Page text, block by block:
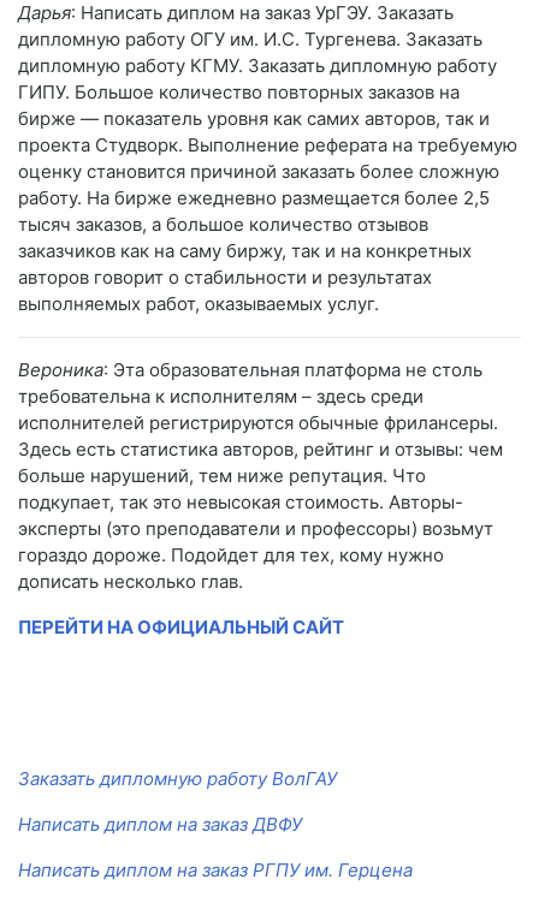
Дарья: Написать диплом на заказ УрГЭУ. Заказать
дипломную работу ОГУ им. И.С. Тургенева. Заказать
дипломную работу КГМУ. Заказать дипломную работу
ГИПУ. Большое количество повторных заказов на
бирже — показатель уровня как самих авторов, так и
проекта Студворк. Выполнение реферата на требуемую
оценку становится причиной заказать более сложную
работу. На бирже ежедневно размещается более 2,5
тысяч заказов, а большое количество отзывов
заказчиков как на саму биржу, так и на конкретных
авторов говорит о стабильности и результатах
выполняемых работ, оказываемых услуг.
Вероника: Эта образовательная платформа не столь
требовательна к исполнителям – здесь среди
исполнителей регистрируются обычные фрилансеры.
Здесь есть статистика авторов, рейтинг и отзывы: чем
больше нарушений, тем ниже репутация. Что
подкупает, так это невысокая стоимость. Авторы-
эксперты (это преподаватели и профессоры) возьмут
гораздо дороже. Подойдет для тех, кому нужно
дописать несколько глав.
ПЕРЕЙТИ НА ОФИЦИАЛЬНЫЙ САЙТ
Заказать дипломную работу ВолГАУ
Написать диплом на заказ ДВФУ
Написать диплом на заказ РГПУ им. Герцена